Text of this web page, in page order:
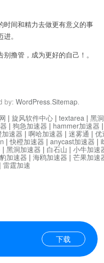
间和精力去做更有意义的事
。
撸管，成为更好的自己！。
by: WordPress.Sitemap.
下载
| 旋风软件中心 | textarea | 黑
| 狗急加速器 | hammer加速器
速器 | 啊哈加速器 | 迷雾通 | 优
|快橙加速器 | anycast加速器 |
| 黑洞加速器 | 白石山 | 小牛加速
加速器 | 海鸥加速器 | 芒果加速
| 雷霆加速